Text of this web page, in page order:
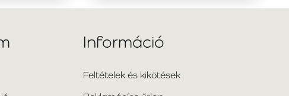
Információ
Feltételek és kikötések